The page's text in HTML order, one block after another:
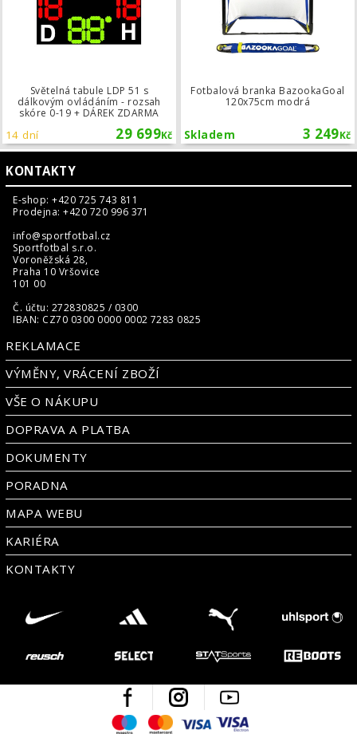
Světelná tabule LDP 51 s
dálkovým ovládáním - rozsah
skóre 0-19 + DÁREK ZDARMA
29 699Kč
14 dní
Fotbalová branka BazookaGoal
120x75cm modrá
3 249Kč
Skladem
KONTAKTY
E-shop: +420 725 743 811
Prodejna: +420 720 996 371
info@sportfotbal.cz
Sportfotbal s.r.o.
Voroněžská 28,
Praha 10 Vršovice
101 00
Č. účtu: 272830825 / 0300
IBAN: CZ70 0300 0000 0002 7283 0825
REKLAMACE
VÝMĚNY, VRÁCENÍ ZBOŽÍ
VŠE O NÁKUPU
DOPRAVA A PLATBA
DOKUMENTY
PORADNA
MAPA WEBU
KARIÉRA
KONTAKTY
Facebook Instagram
MaestroMastercard
Visa